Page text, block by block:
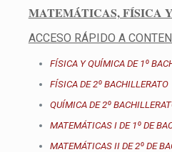
MATEMÁTICAS, FÍSICA
ACCESO RÁPIDO A
FÍSICA Y QUÍMICA DE 1º
FÍSICA DE 2º BACHILLERATO
QUÍMICA DE 2º
MATEMÁTICAS I DE 1º DE
MATEMÁTICAS II DE 2º DE